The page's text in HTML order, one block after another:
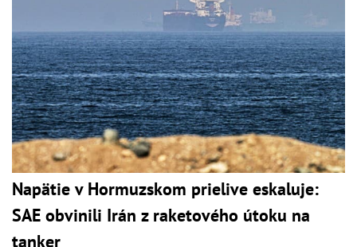
Napätie v Hormuzskom prielive eskaluje:
SAE obvinili Irán z raketového útoku na
tanker